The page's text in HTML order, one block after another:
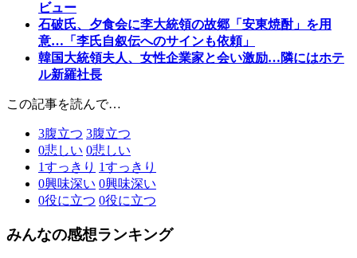
ビュー
石破氏、夕食会に李大統領の故郷「安東焼酎」を用
意…「李氏自叙伝へのサインも依頼」
韓国大統領夫人、女性企業家と会い激励…隣にはホテ
ル新羅社長
この記事を読んで…
3腹立つ 3腹立つ
0悲しい 0悲しい
1すっきり 1すっきり
0興味深い 0興味深い
0役に立つ 0役に立つ
みんなの感想ランキング